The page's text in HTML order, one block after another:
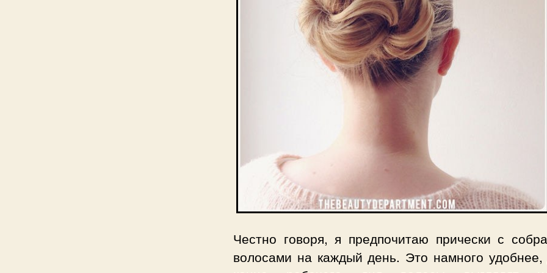
Честно говоря, я предпочитаю прически с
волосами на каждый день. Это намного